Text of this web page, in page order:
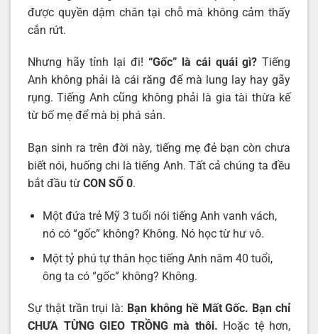
được quyền dậm chân tại chỗ mà không cảm thấy
cắn rứt.
Nhưng hãy tỉnh lại đi! “Gốc” là cái quái gì? Tiếng
Anh không phải là cái răng để mà lung lay hay gãy
rụng. Tiếng Anh cũng không phải là gia tài thừa kế
từ bố mẹ để mà bị phá sản.
Bạn sinh ra trên đời này, tiếng mẹ đẻ bạn còn chưa
biết nói, huống chi là tiếng Anh. Tất cả chúng ta đều
bắt đầu từ CON SỐ 0.
Một đứa trẻ Mỹ 3 tuổi nói tiếng Anh vanh vách,
nó có “gốc” không? Không. Nó học từ hư vô.
Một tỷ phú tự thân học tiếng Anh năm 40 tuổi,
ông ta có “gốc” không? Không.
Sự thật trần trụi là: Bạn không hề Mất Gốc. Bạn chỉ
CHƯA TỪNG GIEO TRỒNG mà thôi. Hoặc tệ hơn,